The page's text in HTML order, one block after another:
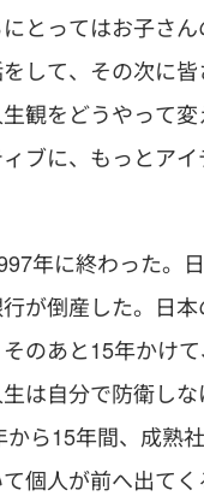
とってはお子さ
して、その次に
観をどうやって
ィブに、もっとア
年に終わった。
が倒産した。日
のあと15年かけ
は自分で防衛し
ら15年間、成熟
個人が前へ出て